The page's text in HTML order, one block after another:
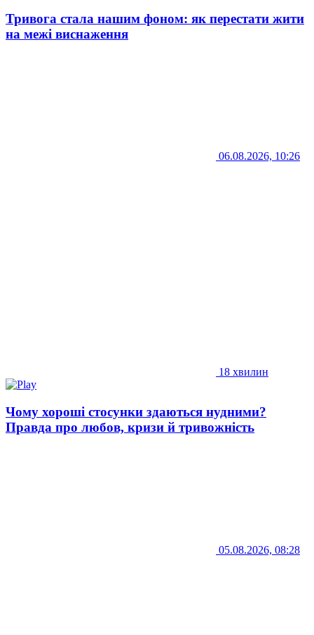
Тривога стала нашим фоном: як перестати жити
на межі виснаження
06.08.2026, 10:26
18 хвилин
Чому хороші стосунки здаються нудними?
Правда про любов, кризи й тривожність
05.08.2026, 08:28